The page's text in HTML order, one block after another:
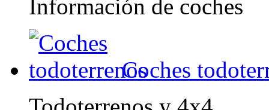
Información de coches
Coches